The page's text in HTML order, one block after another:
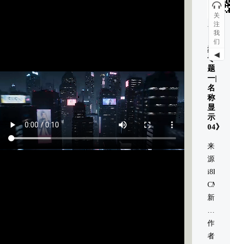
《视
频
专
题
一|
名
称
显
示
04》
来
源：
CMS
新
媒
体
信
作
者：
关
注
我
们
◀